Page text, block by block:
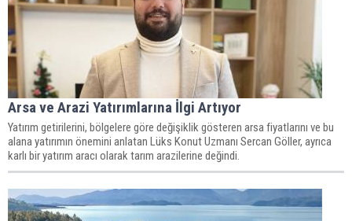
Arsa ve Arazi Yatırımlarına İlgi Artıyor
Yatırım getirilerini, bölgelere göre değişiklik gösteren arsa fiyatlarını ve bu
alana yatırımın önemini anlatan Lüks Konut Uzmanı Sercan Göller, ayrıca
karlı bir yatırım aracı olarak tarım arazilerine değindi.